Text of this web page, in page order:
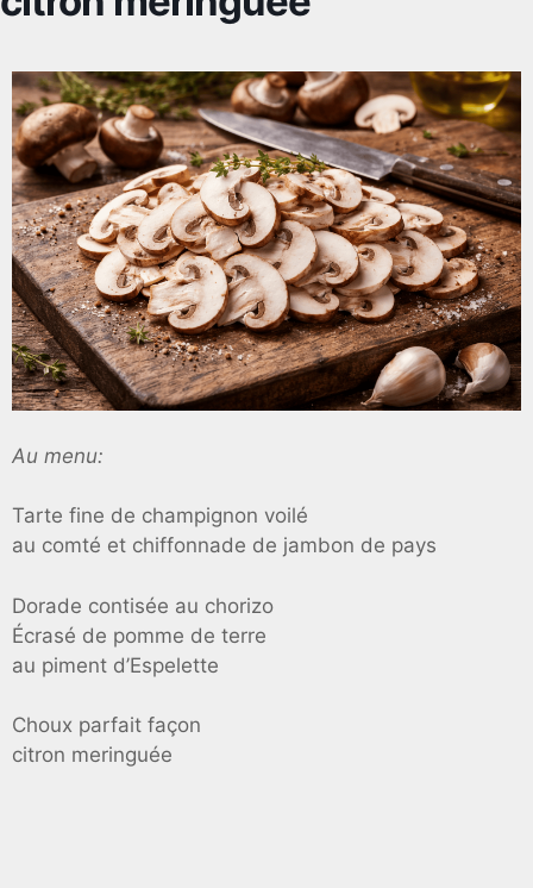
Au menu:
Tarte fine de champignon voilé
au comté et chiffonnade de jambon de pays
Dorade contisée au chorizo
Écrasé de pomme de terre
au piment d’Espelette
Choux parfait façon
citron meringuée